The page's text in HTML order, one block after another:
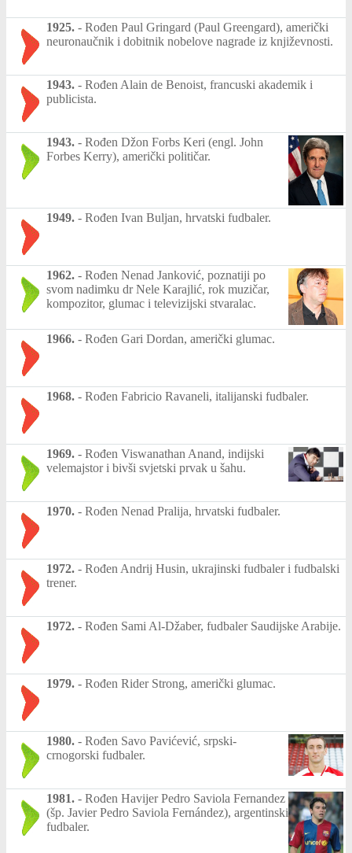
1925. - Rođen Paul Gringard (Paul Greengard), američki
neuronaučnik i dobitnik nobelove nagrade iz književnosti.
1943. - Rođen Alain de Benoist, francuski akademik i
publicista.
1943. - Rođen Džon Forbs Keri (engl. John
Forbes Kerry), američki političar.
1949. - Rođen Ivan Buljan, hrvatski fudbaler.
1962. - Rođen Nenad Janković, poznatiji po
svom nadimku dr Nele Karajlić, rok muzičar,
kompozitor, glumac i televizijski stvaralac.
1966. - Rođen Gari Dordan, američki glumac.
1968. - Rođen Fabricio Ravaneli, italijanski fudbaler.
1969. - Rođen Viswanathan Anand, indijski
velemajstor i bivši svjetski prvak u šahu.
1970. - Rođen Nenad Pralija, hrvatski fudbaler.
1972. - Rođen Andrij Husin, ukrajinski fudbaler i fudbalski
trener.
1972. - Rođen Sami Al-Džaber, fudbaler Saudijske Arabije.
1979. - Rođen Rider Strong, američki glumac.
1980. - Rođen Savo Pavićević, srpski-
crnogorski fudbaler.
1981. - Rođen Havijer Pedro Saviola Fernandez
(šp. Javier Pedro Saviola Fernández), argentinski
fudbaler.